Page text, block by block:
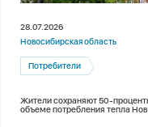
28.07.2026
Новосибирская область
Потребители
Жители сохраняют 50-
объеме потребления тепла